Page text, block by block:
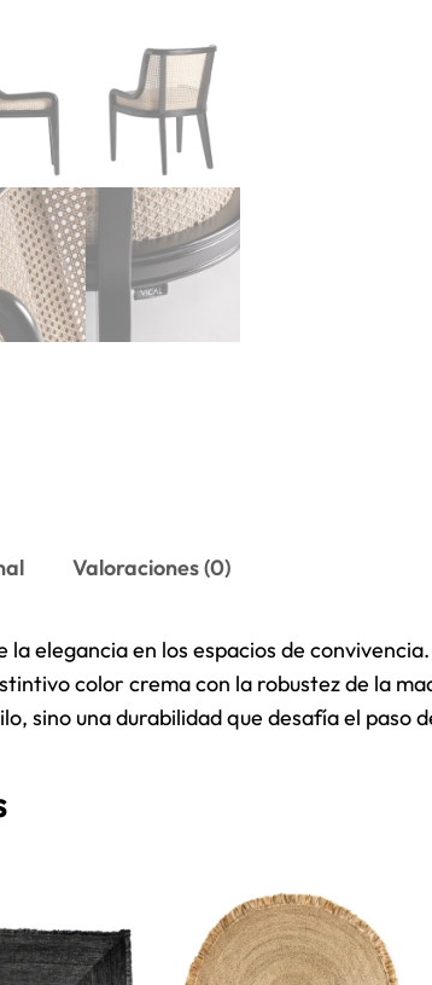
Valoraciones (0)
la elegancia en los espacios de
color crema con la robustez de la
sino una durabilidad que desafía el paso